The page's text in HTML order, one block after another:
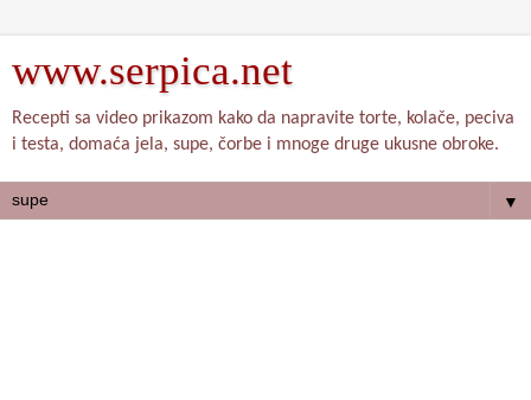
www.serpica.net
Recepti sa video prikazom kako da napravite torte, kolače, peciva
i testa, domaća jela, supe, čorbe i mnoge druge ukusne obroke.
▼